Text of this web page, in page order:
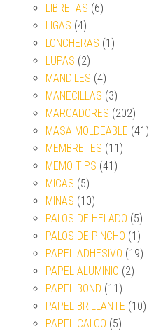
LIBRETAS (6)
LIGAS (4)
LONCHERAS (1)
LUPAS (2)
MANDILES (4)
MANECILLAS (3)
MARCADORES (202)
MASA MOLDEABLE (41)
MEMBRETES (11)
MEMO TIPS (41)
MICAS (5)
MINAS (10)
PALOS DE HELADO (5)
PALOS DE PINCHO (1)
PAPEL ADHESIVO (19)
PAPEL ALUMINIO (2)
PAPEL BOND (11)
PAPEL BRILLANTE (10)
PAPEL CALCO (5)